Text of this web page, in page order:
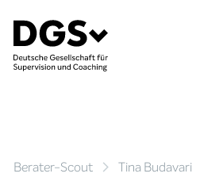
Berater-Scout Tina Budavari